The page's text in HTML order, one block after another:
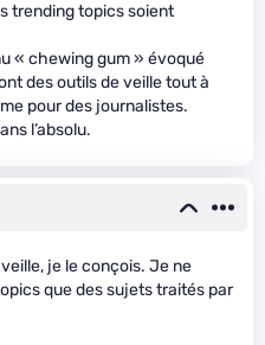
trending topics soient
« chewing gum » évoqué
des outils de veille tout à
pour des journalistes.
l’absolu.
je le conçois. Je ne
que des sujets traités par